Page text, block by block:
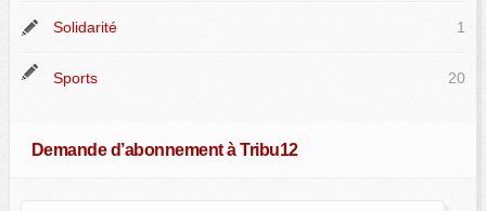
Solidarité 1
Sports 20
Demande d’abonnement à Tribu12